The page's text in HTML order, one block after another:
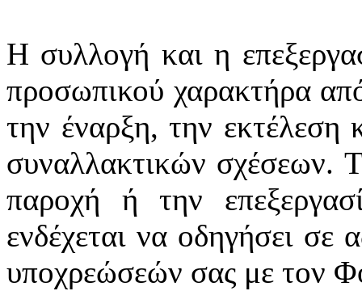
Η συλλογή και η
προσωπικού χαρακτήρα
την έναρξη, την εκτέλεση
συναλλακτικών σχέσεων.
παροχή ή την
ενδέχεται να οδηγήσει σε
υποχρεώσεών σας με τον